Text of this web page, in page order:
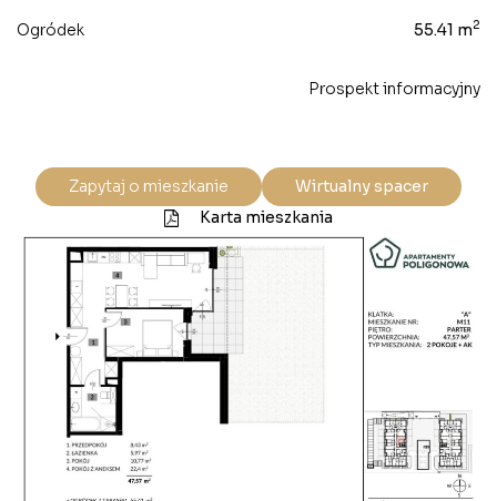
Ogródek 55.41 m2
Prospekt informacyjny
Zapytaj o mieszkanie
Wirtualny spacer
Karta mieszkania